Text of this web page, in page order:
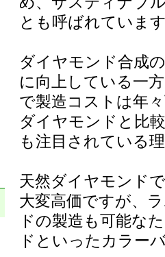
とも呼ばれていま
ダイヤモンド合成
に向上している一
で製造コストは年
ダイヤモンドと比
も注目されている
天然ダイヤモンド
大変高価ですが、
ドの製造も可能な
ドといったカラー